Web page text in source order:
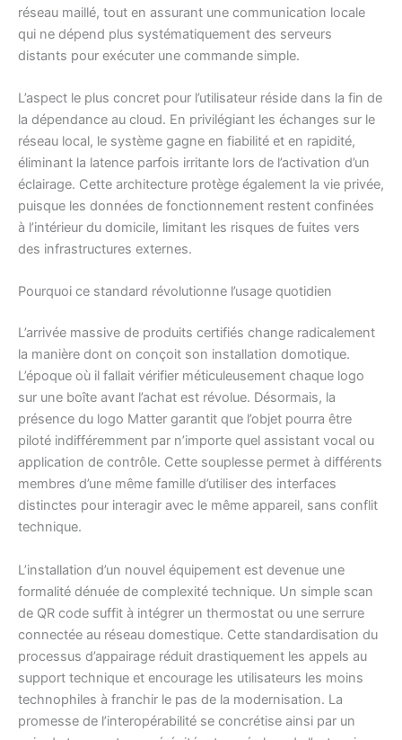
réseau maillé, tout en assurant une communication locale
qui ne dépend plus systématiquement des serveurs
distants pour exécuter une commande simple.
L’aspect le plus concret pour l’utilisateur réside dans la fin de
la dépendance au cloud. En privilégiant les échanges sur le
réseau local, le système gagne en fiabilité et en rapidité,
éliminant la latence parfois irritante lors de l’activation d’un
éclairage. Cette architecture protège également la vie privée,
puisque les données de fonctionnement restent confinées
à l’intérieur du domicile, limitant les risques de fuites vers
des infrastructures externes.
Pourquoi ce standard révolutionne l’usage quotidien
L’arrivée massive de produits certifiés change radicalement
la manière dont on conçoit son installation domotique.
L’époque où il fallait vérifier méticuleusement chaque logo
sur une boîte avant l’achat est révolue. Désormais, la
présence du logo Matter garantit que l’objet pourra être
piloté indifféremment par n’importe quel assistant vocal ou
application de contrôle. Cette souplesse permet à différents
membres d’une même famille d’utiliser des interfaces
distinctes pour interagir avec le même appareil, sans conflit
technique.
L’installation d’un nouvel équipement est devenue une
formalité dénuée de complexité technique. Un simple scan
de QR code suffit à intégrer un thermostat ou une serrure
connectée au réseau domestique. Cette standardisation du
processus d’appairage réduit drastiquement les appels au
support technique et encourage les utilisateurs les moins
technophiles à franchir le pas de la modernisation. La
promesse de l’interopérabilité se concrétise ainsi par un